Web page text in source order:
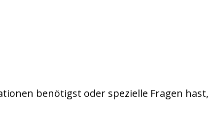
benötigst oder spezielle Fragen hast,